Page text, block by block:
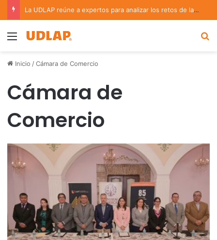
La UDLAP reúne a expertos para analizar los retos de la administración pública municipal
Menu
Inicio /Cámara de Comercio
Cámara de
Comercio